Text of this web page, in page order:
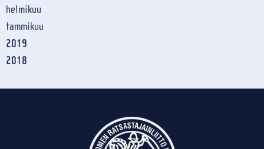
helmikuu
tammikuu
2019
2018